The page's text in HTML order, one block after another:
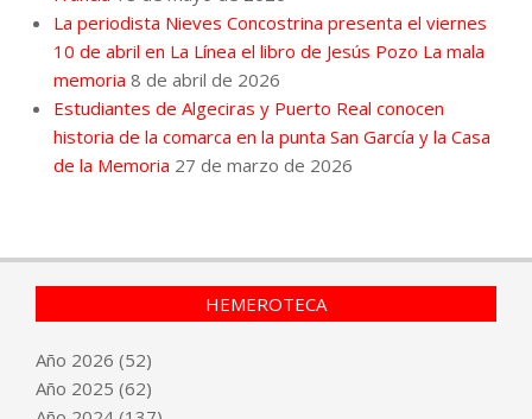
La periodista Nieves Concostrina presenta el viernes
10 de abril en La Línea el libro de Jesús Pozo La mala
memoria 8 de abril de 2026
Estudiantes de Algeciras y Puerto Real conocen
historia de la comarca en la punta San García y la Casa
de la Memoria 27 de marzo de 2026
HEMEROTECA
Año 2026 (52)
Año 2025 (62)